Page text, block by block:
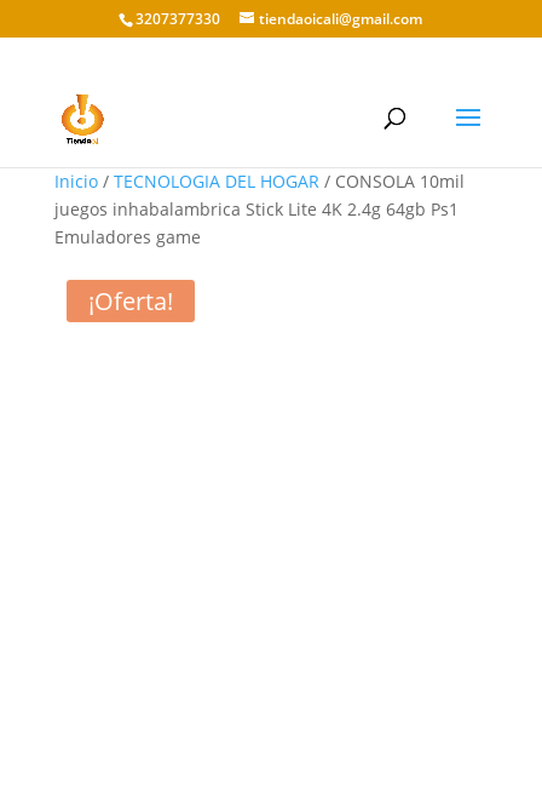
3207377330 tiendaoicali@gmail.com
Inicio/ TECNOLOGIA DEL HOGAR/ CONSOLA 10mil
juegos inhabalambrica Stick Lite 4K 2.4g 64gb Ps1
Emuladores game
¡Oferta!